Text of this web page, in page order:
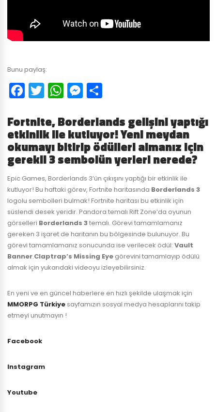
Bunu paylaş:
Facebook
Twitter
WhatsApp
Messenger
Fortnite, Borderlands gelişini yaptığı
etkinlik ile kutluyor! Yeni meydan
okumayı bitirip ödülleri almanız için
gerekli 3 sembolün yerleri nerede?
Epic Games, Borderlands 3’ün çıkışını yaptığı bir etkinlik ile
kutluyor! Bu haftaki görev, Fortnite haritasında Borderlands 3
logolu sembolleri bulmak! Fortnite haritası bu etkinlik için
süslendi desek yeridir. Pandora temalı Rift Zone’da oyunun
görselleri Borderlands 3temalı. Görevi tamamlamanız
gereken 3 işaret de haritanın bu bölgesinde bulunuyor. Bu
görevi tamamlamanız sonucunda ise verilecek ödül: Vault
Banner.Claptrap’s Missing Eye görevini tamamlayıp ödülü
almak için yukarıdaki videoyu izleyebilirsiniz.
En yeni ve en güncel haberlere en hızlı şekilde ulaşmak için
MMORPG Türkiye sayfamızın sosyal medya hesaplarını takip
etmeyi unutmayın !
Facebook
Instagram
Youtube